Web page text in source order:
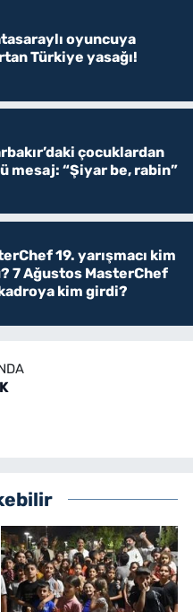
oyuncuya
Türkiye yasağı!
çocuklardan
mesaj: “Şiyar be, rabin”
19. yarışmacı kim
7 Ağustos MasterChef
kim girdi?